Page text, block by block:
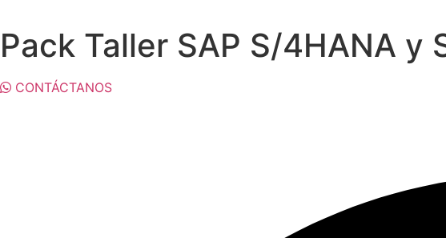
Pack Taller SAP S/4HANA y
CONTÁCTANOS